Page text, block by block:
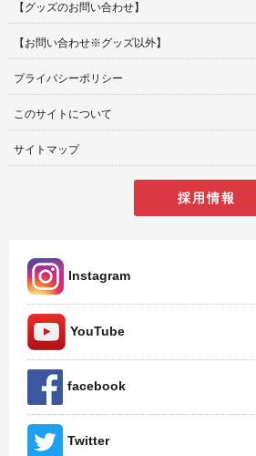
【グッズのお問い合わせ】
【お問い合わせ※グッズ以外】
プライバシーポリシー
このサイトについて
サイトマップ
採用情報
Instagram
YouTube
facebook
Twitter